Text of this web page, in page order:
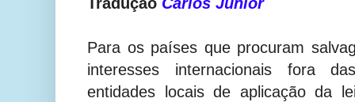
Para os países que procuram
interesses internacionais fora
entidades locais de aplicação da